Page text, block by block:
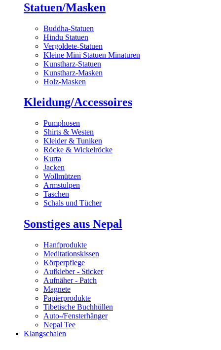
Statuen/Masken
Buddha-Statuen
Hindu Statuen
Vergoldete-Statuen
Kleine Mini Statuen Minaturen
Kunstharz-Statuen
Kunstharz-Masken
Holz-Masken
Kleidung/Accessoires
Pumphosen
Shirts & Westen
Kleider & Tuniken
Röcke & Wickelröcke
Kurta
Jacken
Wollmützen
Armstulpen
Taschen
Schals und Tücher
Sonstiges aus Nepal
Hanfprodukte
Meditationskissen
Körperpflege
Aufkleber - Sticker
Aufnäher - Patch
Magnete
Papierprodukte
Tibetische Buchhüllen
Auto-/Fensterhänger
Nepal Tee
Klangschalen